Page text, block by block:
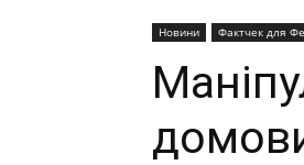
Новини Фактчек для